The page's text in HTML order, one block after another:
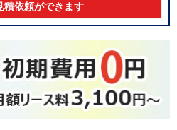
積依頼ができます